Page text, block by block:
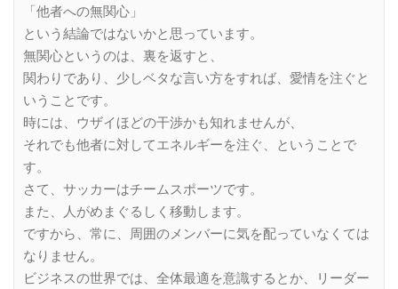
「他者への無関心」
という結論ではないかと思っています。
無関心というのは、裏を返すと、
関わりであり、少しベタな言い方をすれば、愛情を注ぐと
いうことです。
時には、ウザイほどの干渉かも知れませんが、
それでも他者に対してエネルギーを注ぐ、ということで
す。
さて、サッカーはチームスポーツです。
また、人がめまぐるしく移動します。
ですから、常に、周囲のメンバーに気を配っていなくては
なりません。
ビジネスの世界では、全体最適を意識するとか、リーダー